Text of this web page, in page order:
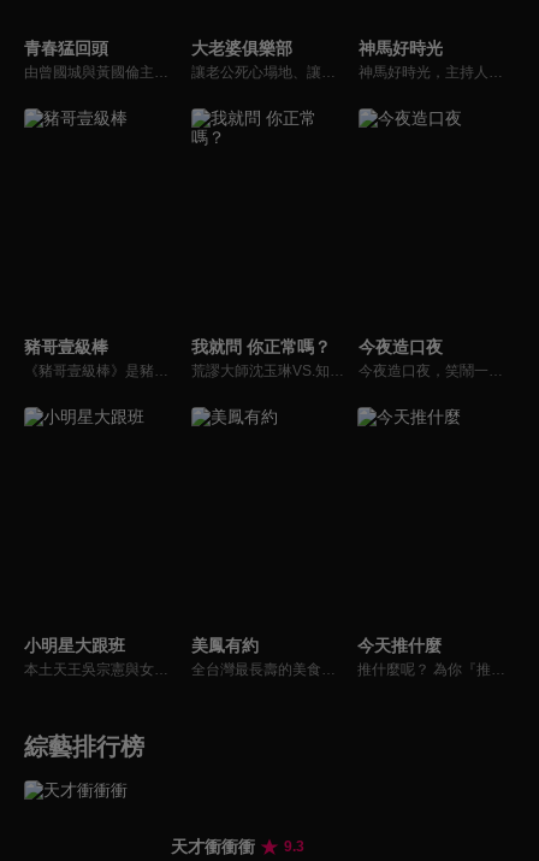
青春猛回頭
由曾國城與黃國倫主持，節目中邀請20位20歲以下青少年組成青春團，另一邊則為年紀相較成熟的藝人來賓為不老團，每集分別就一件青少年必定遇見的事件討論，看兩個不同年代的人們，所擁有的不同看法與立場。帶領讓觀眾一起回到那些年的青春歲月！
大老婆俱樂部
讓老公死心塌地、讓情場浪子甘心變成溫馴乖貓的女人們究竟有什麼驚人法寶？犀利又不失詼諧的訪談功力，加上爆炸性的辛辣話題，是您絕對不能錯過的節目。狄鶯、屈中恆聯手主持談話新節目《大老婆俱樂部》，辣媽狄鶯加上好好先生屈中恆，規劃每集都會邀請名人夫婦來討論現代婚姻的問題。
神馬好時光
神馬好時光，主持人為Lollipop-F的小煜、威廉以及蝴蝶姐姐。節目主打網路人氣正妹，每個神馬正妹各具特色和才藝，都會在節目中演出；節目除了會為觀眾介紹新奇的事物外，也會不定期介紹從未在電視上曝光的正妹，另外也將安排大牌藝人和神馬正妹即興演出，考驗她們的反應能力。
豬哥壹級棒
《豬哥壹級棒》是豬哥亮與苗可麗主持的大型綜藝節目，看秀場天王豬哥亮獨特的豬式詼諧，增添了真性情、真感動，來賓分享自身感人故事，節目笑中帶淚猶如一場真情三溫暖。
我就問 你正常嗎？
荒謬大師沈玉琳VS.知性作家​​于美人，首次聯手主持！雙方展現犀利又幽默的獨特主持風格引爆辛辣話題！
今夜造口夜
今夜造口夜，笑鬧一整夜。以網路自製嘲諷節目走紅、在網路擁有廣大支持群眾和影響力的主播「視網膜」，藉此一揉合綜藝與喜劇之談話性節目，帶觀眾以輕鬆之方式，瞭解時下最熱門、最能引起共鳴的社會議題、現象和人物。 多元的切入角度、最輕鬆易懂的議題剖析、言論尺度不設限！
小明星大跟班
本土天王吳宗憲與女兒吳姍儒（Sandy）搭檔主持，每集邀請來賓暢談演藝圈大小事，父女檔聯手笑果十足，老梗搭上新世代，最新組合強勢登場！
美鳳有約
全台灣最長壽的美食節目《美鳯有約》魅力百分百！長達15年的播出時間，總是陪伴著許多婆婆媽媽們渡過一個輕鬆愉快的時光，精采內容您絕對不可錯過喔！
今天推什麼
推什麼呢？ 為你『推』上熱騰騰第一手消息！時下最新、最夯！吃喝玩樂食衣住行藝文活動，哪邊流行哪邊去！好物推薦真心不騙！跟著《今天推什麼》走在潮流最前線！
綜藝排行榜
天才衝衝衝
9.3